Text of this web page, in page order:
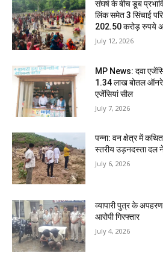
संघर्ष के बीच डूब
लिंक समेत 3 सिंचाई
202.50 करोड़ रुपये
July 12, 2026
MP News: दवा
1.34 लाख बोतल
एजेंसियां सील
July 7, 2026
पन्ना: वन क्षेत्र में
स्तरीय उड़नदस्ता दल ने
July 6, 2026
व्यापारी पुत्र के
आरोपी गिरफ्तार
July 4, 2026